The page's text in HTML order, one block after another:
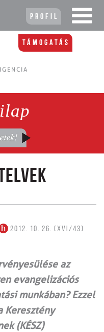
Profil
Támogatás
2012. 10. 26. (XVI/43)
az
evangelizációs
munkában? Ezzel
Keresztény
(KÉSZ)